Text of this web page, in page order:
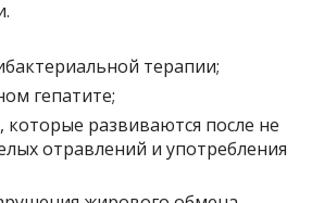
терапии;
гепатите;
которые развиваются после не
отравлений и употребления